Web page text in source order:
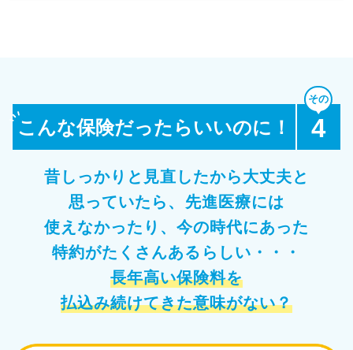
こんな保険だったらいいのに！ 4
昔しっかりと見直したから大丈夫と
思っていたら、 先進医療には
使えなかったり、 今の時代にあった
特約がたくさんあるらしい・・・
長年高い保険料を
払込み続けてきた意味がない？